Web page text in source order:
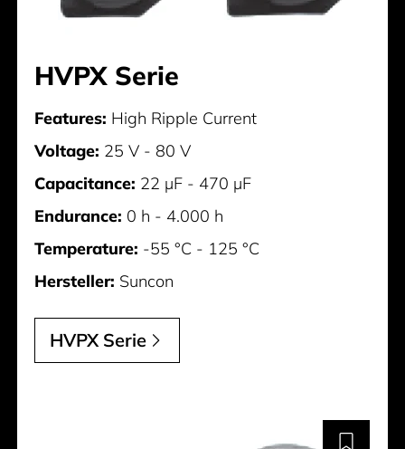
HVPX Serie
Features: High Ripple Current
Voltage: 25 V - 80 V
Capacitance: 22 µF - 470 µF
Endurance: 0 h - 4.000 h
Temperature: -55 °C - 125 °C
Hersteller: Suncon
HVPX Serie